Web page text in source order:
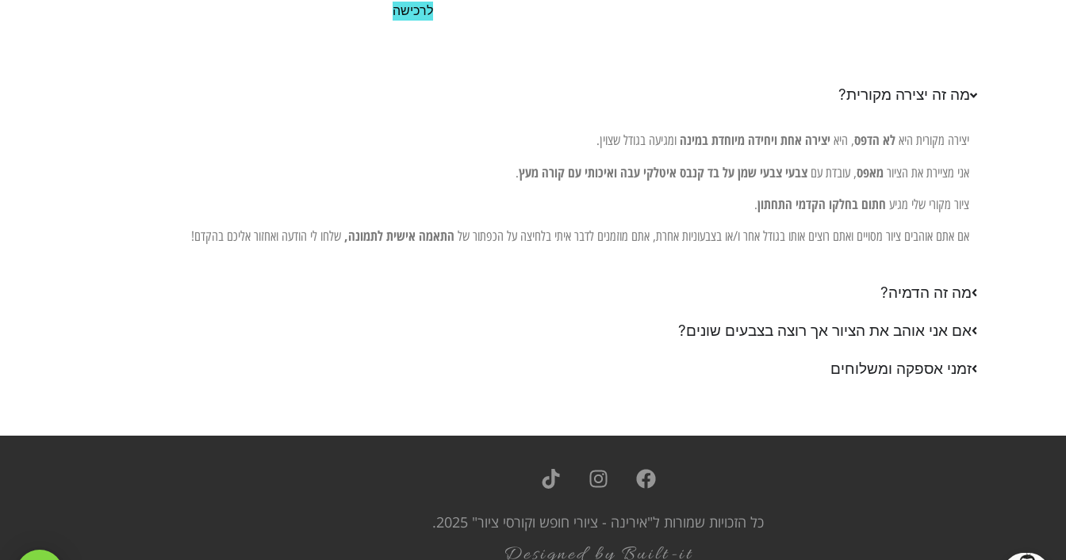
לרכישה
מה זה יצירה מקורית?
יצירה מקורית היא לא הדפס, היא יצירה אחת ויחידה מיוחדת במינה ומגיעה בגודל שצוין.
אני מציירת את הציור מאפס, עובדת עם צבעי צבעי שמן על בד קנבס איטלקי עבה ואיכותי עם קורה מעץ.
ציור מקורי שלי מגיע חתום בחלקו הקדמי התחתון.
אם אתם אוהבים ציור מסויים ואתם רוצים אותו בגודל אחר ו/או בצבעוניות אחרת, אתם מוזמנים לדבר איתי בלחיצה על הכפתור של התאמה אישית לתמונה, שלחו לי הודעה ואחזור אליכם בהקדם!
מה זה הדמיה?
אם אני אוהב את הציור אך רוצה בצבעים שונים?
זמני אספקה ומשלוחים
כל הזכויות שמורות ל"אירינה - ציורי חופש וקורסי ציור" 2025.
Designed by Built-it